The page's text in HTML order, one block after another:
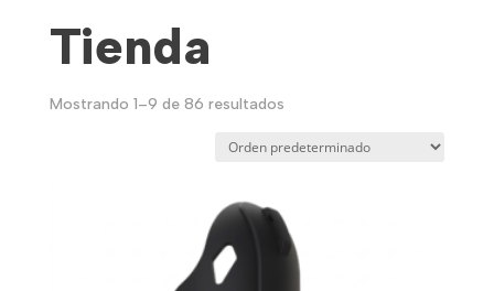
Tienda
Mostrando 1–9 de 86 resultados